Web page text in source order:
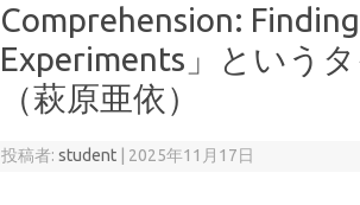
Comprehension:
Experiments」という
（萩原亜依）
投稿者:student 2025年11月17日